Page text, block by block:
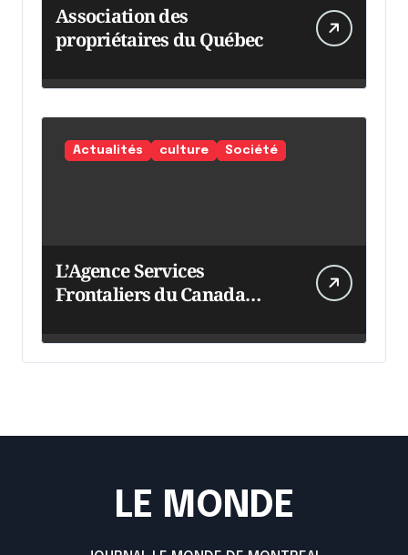
Association des
propriétaires du Québec
Actualités culture Société
L’Agence Services
Frontaliers du Canada
LE MONDE